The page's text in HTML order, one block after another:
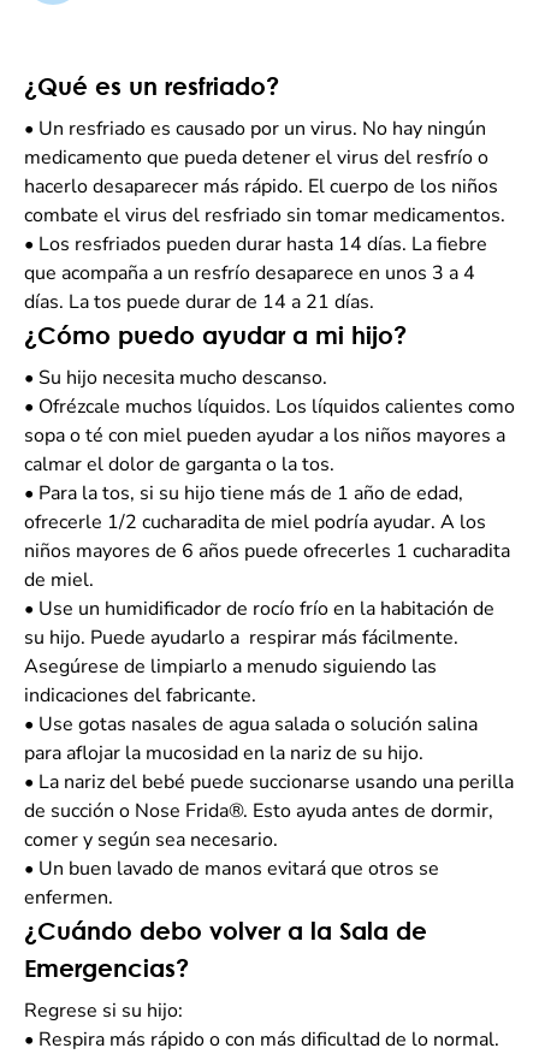
¿Qué es un resfriado?
• Un resfriado es causado por un virus. No hay ningún
medicamento que pueda detener el virus del resfrío o
hacerlo desaparecer más rápido. El cuerpo de los niños
combate el virus del resfriado sin tomar medicamentos.
• Los resfriados pueden durar hasta 14 días. La fiebre
que acompaña a un resfrío desaparece en unos 3 a 4
días. La tos puede durar de 14 a 21 días.
¿Cómo puedo ayudar a mi hijo?
• Su hijo necesita mucho descanso.
• Ofrézcale muchos líquidos. Los líquidos calientes como
sopa o té con miel pueden ayudar a los niños mayores a
calmar el dolor de garganta o la tos.
• Para la tos, si su hijo tiene más de 1 año de edad,
ofrecerle 1/2 cucharadita de miel podría ayudar. A los
niños mayores de 6 años puede ofrecerles 1 cucharadita
de miel.
• Use un humidificador de rocío frío en la habitación de
su hijo. Puede ayudarlo a respirar más fácilmente.
Asegúrese de limpiarlo a menudo siguiendo las
indicaciones del fabricante.
• Use gotas nasales de agua salada o solución salina
para aflojar la mucosidad en la nariz de su hijo.
• La nariz del bebé puede succionarse usando una perilla
de succión o Nose Frida®. Esto ayuda antes de dormir,
comer y según sea necesario.
• Un buen lavado de manos evitará que otros se
enfermen.
¿Cuándo debo volver a la Sala de
Emergencias?
Regrese si su hijo:
• Respira más rápido o con más dificultad de lo normal.